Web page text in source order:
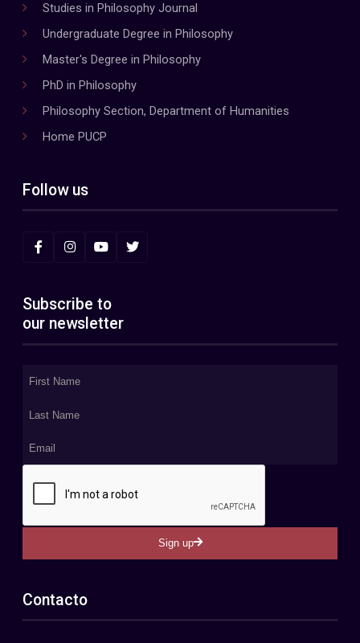
Studies in Philosophy Journal
Undergraduate Degree in Philosophy
Master's Degree in Philosophy
PhD in Philosophy
Philosophy Section, Department of Humanities
Home PUCP
Follow us
Subscribe to
our newsletter
Sign up
Contacto